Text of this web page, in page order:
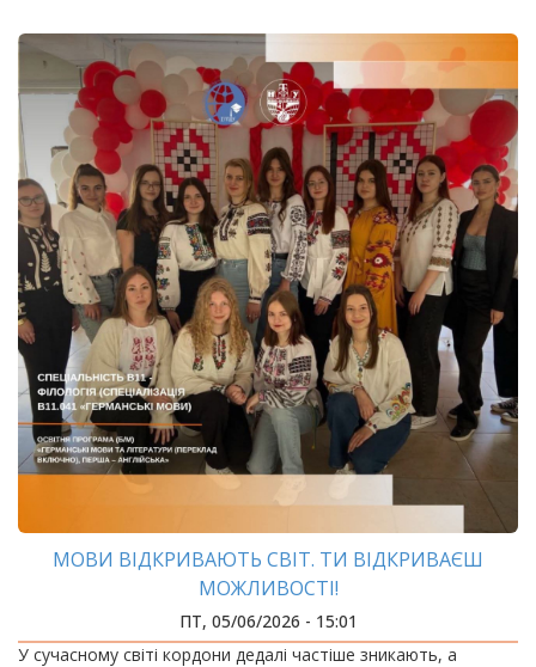
МОВИ ВІДКРИВАЮТЬ СВІТ. ТИ ВІДКРИВАЄШ
МОЖЛИВОСТІ!
ПТ, 05/06/2026 - 15:01
У сучасному світі кордони дедалі частіше зникають, а